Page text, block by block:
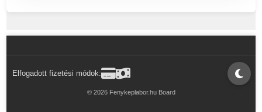
Elfogadott fizetési módok:
© 2026 Fenykeplabor.hu Board